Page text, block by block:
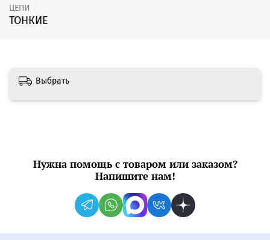
ЦЕПИ
ТОНКИЕ
Выбрать
Нужна помощь с товаром или заказом?
Напишите нам!